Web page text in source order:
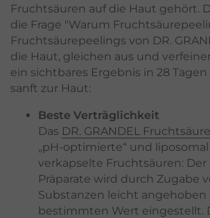
Fruchtsäuren auf die Haut gehört.
die Frage "Warum
Fruchtsäurepeelings von DR.
die Haut, gleichen aus und
ein sichtbares Ergebnis in 28
sanft zur Haut:
Beste Verträglichkeit
Das DR. GRANDEL
„pH-optimierte“ und liposomal
verkapselte Fruchtsäuren:
Präparate wird durch Zugabe
Substanzen leicht angehoben
bestimmten Wert eingestellt.